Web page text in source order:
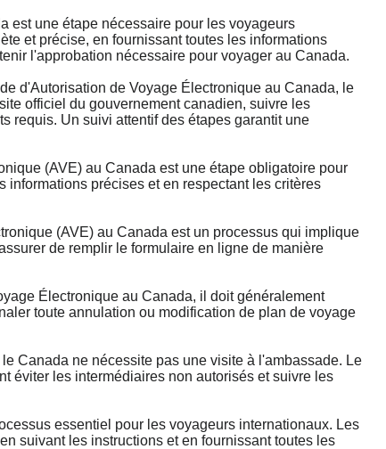
est une étape nécessaire pour les voyageurs
et précise, en fournissant toutes les informations
l'approbation nécessaire pour voyager au Canada.
d'Autorisation de Voyage Électronique au Canada, le
officiel du gouvernement canadien, suivre les
requis. Un suivi attentif des étapes garantit une
(AVE) au Canada est une étape obligatoire pour
précises et en respectant les critères
(AVE) au Canada est un processus qui implique
de remplir le formulaire en ligne de manière
Électronique au Canada, il doit généralement
toute annulation ou modification de plan de voyage
Canada ne nécessite pas une visite à l'ambassade. Le
éviter les intermédiaires non autorisés et suivre les
essentiel pour les voyageurs internationaux. Les
suivant les instructions et en fournissant toutes les